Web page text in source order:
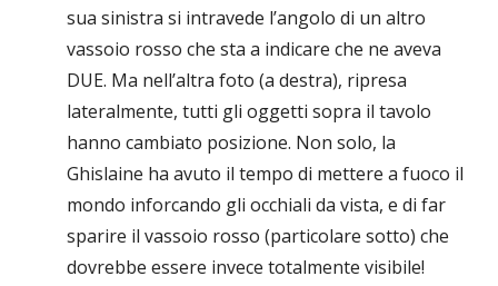
sua sinistra si intravede l’angolo di un altro
vassoio rosso che sta a indicare che ne aveva
DUE. Ma nell’altra foto (a destra), ripresa
lateralmente, tutti gli oggetti sopra il tavolo
hanno cambiato posizione. Non solo, la
Ghislaine ha avuto il tempo di mettere a fuoco il
mondo inforcando gli occhiali da vista, e di far
sparire il vassoio rosso (particolare sotto) che
dovrebbe essere invece totalmente visibile!